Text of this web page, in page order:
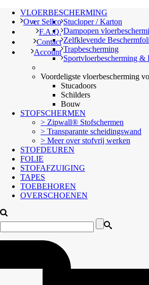
Over Sellco
F.A.Q.
Contact
Account
VLOERBESCHERMING
Stucloper / Karton
Dampopen
Zelfklevende
Trapbescherming
Sportvloerbescherming &
Voordeligste vloerbescherming
Stucadoors
Schilders
Bouw
STOFSCHERMEN
> Zipwall® Stofschermen
> Transparante scheidingswand
> Meer over stofvrij werken
STOFDEUREN
FOLIE
STOFAFZUIGING
TAPES
TOEBEHOREN
OVERSCHOENEN